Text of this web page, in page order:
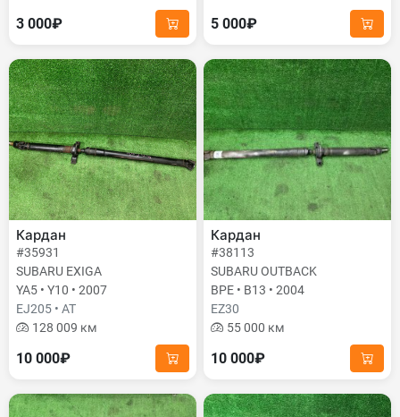
3 000₽ 5 000₽
Кардан
#35931
SUBARU EXIGA
YA5 • Y10 • 2007
EJ205 • AT
128 009 км
10 000₽
Кардан
#38113
SUBARU OUTBACK
BPE • B13 • 2004
EZ30
55 000 км
10 000₽